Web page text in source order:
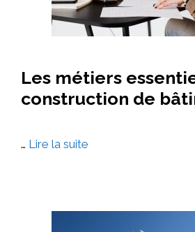
Les métiers
construction de
… Lire la suite